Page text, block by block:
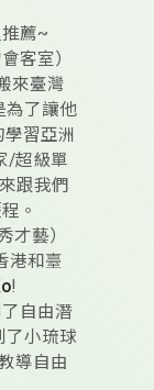
薦~
客室）
來臺灣
為了讓他
習亞洲
/超級單
跟我們
。
才藝）
港和 臺
!
自由潛
了小琉球
導自由